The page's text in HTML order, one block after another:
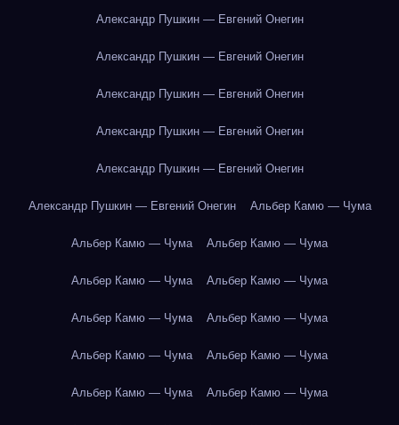
Александр Пушкин — Евгений Онегин
Александр Пушкин — Евгений Онегин
Александр Пушкин — Евгений Онегин
Александр Пушкин — Евгений Онегин
Александр Пушкин — Евгений Онегин
Александр Пушкин — Евгений Онегин Альбер Камю — Чума
Альбер Камю — Чума Альбер Камю — Чума
Альбер Камю — Чума Альбер Камю — Чума
Альбер Камю — Чума Альбер Камю — Чума
Альбер Камю — Чума Альбер Камю — Чума
Альбер Камю — Чума Альбер Камю — Чума